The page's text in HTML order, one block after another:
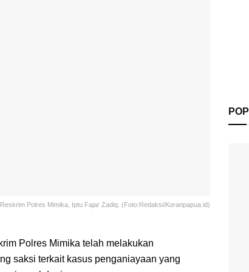
Polres Mimika, Iptu Fajar Zadiq. (Foto:Redaksi/Koranpapua.id)
Polres Mimika telah melakukan
saksi terkait kasus penganiayaan yang